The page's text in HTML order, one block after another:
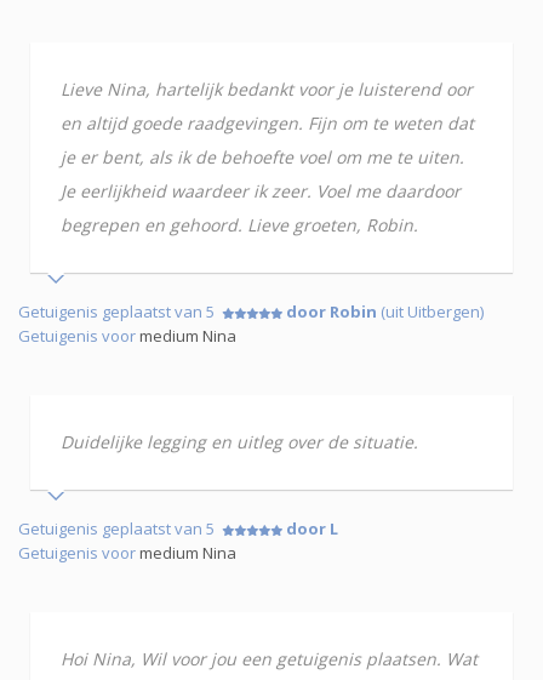
Lieve Nina, hartelijk bedankt voor je luisterend oor
en altijd goede raadgevingen. Fijn om te weten dat
je er bent, als ik de behoefte voel om me te uiten.
Je eerlijkheid waardeer ik zeer. Voel me daardoor
begrepen en gehoord. Lieve groeten, Robin.
Getuigenis geplaatst van 5 door Robin (uit Uitbergen)
Getuigenis voormedium Nina
Duidelijke legging en uitleg over de situatie.
Getuigenis geplaatst van 5
door L
Getuigenis voormedium Nina
Hoi Nina, Wil voor jou een getuigenis plaatsen. Wat